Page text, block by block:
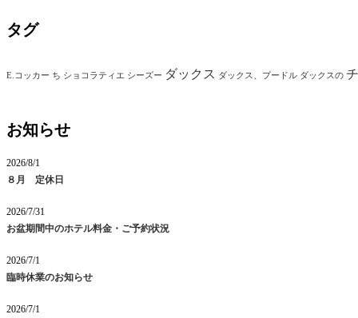
タグ
E.コッカー ち ショコラティエ シーズー ダックス ダックス、プードル ダックスの
お知らせ
2026/8/1
８月 定休日
2026/7/31
お盆期間中のホテル料金・ご予約状況
2026/7/1
臨時休業のお知らせ
2026/7/1